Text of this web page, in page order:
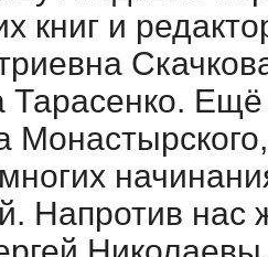
книг и
Тарасенко.
Напротив нас